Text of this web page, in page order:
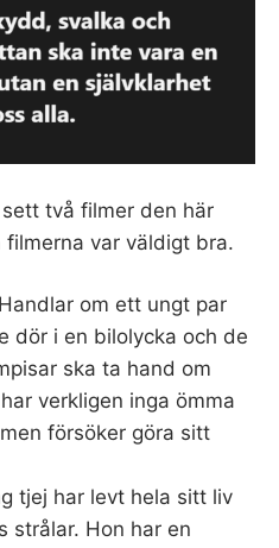
två filmer den här
var väldigt bra.
om ett ungt par
dör i en bilolycka och de
ska ta hand om
verkligen inga ömma
försöker göra sitt
tjej har levt hela sitt liv
strålar. Hon har en